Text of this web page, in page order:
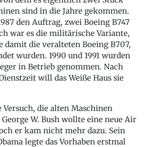
sind in die Jahre gekommen.
den Auftrag, zwei Boeing B747
war es die militärische Variante,
damit die veralteten Boeing B707,
wurden. 1990 und 1991 wurden
in Betrieb genommen. Nach
will das Weiße Haus sie
die alten Maschinen
W. Bush wollte eine neue Air
er kam nicht mehr dazu. Sein
legte das Vorhaben erstmal